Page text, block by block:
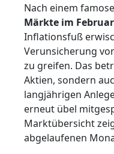
Nach einem
Märkte im Februar
Inflationsfuß
Verunsicherung
zu greifen. Das
Aktien, sondern
langjährigen
erneut übel
Marktübersicht
abgelaufenen